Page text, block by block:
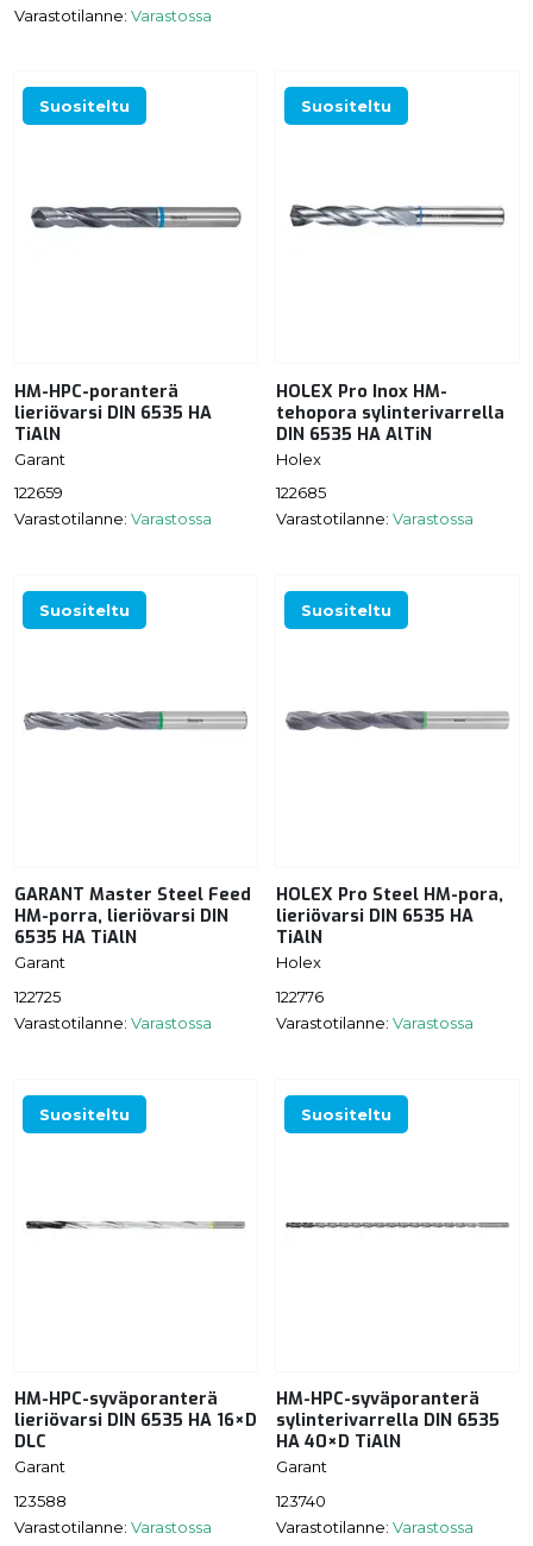
Varastotilanne: Varastossa
Suositeltu
HM-HPC-poranterä
lieriövarsi DIN 6535 HA
TiAlN
Garant
122659
Varastotilanne: Varastossa
Suositeltu
HOLEX Pro Inox HM-
tehopora sylinterivarrella
DIN 6535 HA AlTiN
Holex
122685
Varastotilanne: Varastossa
Suositeltu
GARANT Master Steel Feed
HM-porra, lieriövarsi DIN
6535 HA TiAlN
Garant
122725
Varastotilanne: Varastossa
Suositeltu
HOLEX Pro Steel HM-pora,
lieriövarsi DIN 6535 HA
TiAlN
Holex
122776
Varastotilanne: Varastossa
Suositeltu
HM-HPC-syväporanterä
lieriövarsi DIN 6535 HA 16×D
DLC
Garant
123588
Varastotilanne: Varastossa
Suositeltu
HM-HPC-syväporanterä
sylinterivarrella DIN 6535
HA 40×D TiAlN
Garant
123740
Varastotilanne: Varastossa